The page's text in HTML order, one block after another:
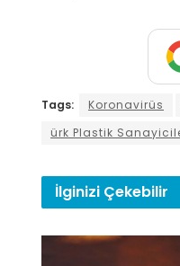
Tags: Koronavirüs
ürk Plastik
İlginizi Çekebilir